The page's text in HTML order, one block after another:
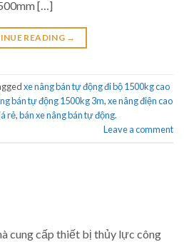
[…]
READING →
xe nâng bán tự động đi bộ 1500kg cao
bán tự động 1500kg 3m,xe nâng điện cao
rẻ,bán xe nâng bán tự động.
Leave a comment
cung cấp thiết bị thủy lực công